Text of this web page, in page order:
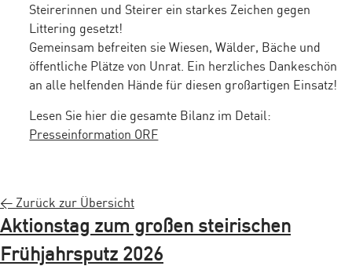
Steirerinnen und Steirer ein starkes Zeichen gegen
Littering gesetzt!
Gemeinsam befreiten sie Wiesen, Wälder, Bäche und
öffentliche Plätze von Unrat. Ein herzliches Dankeschön
an alle helfenden Hände für diesen großartigen Einsatz!
Lesen Sie hier die gesamte Bilanz im Detail:
Presseinformation ORF
< Zurück zur Übersicht
Aktionstag zum großen steirischen
Frühjahrsputz 2026